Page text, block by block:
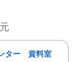
ター 資料室